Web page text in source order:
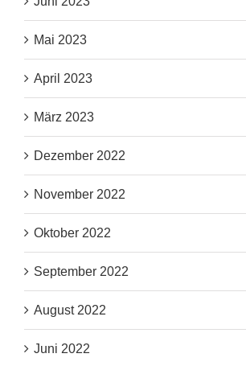
Mai 2023
April 2023
März 2023
Dezember 2022
November 2022
Oktober 2022
September 2022
August 2022
Juni 2022